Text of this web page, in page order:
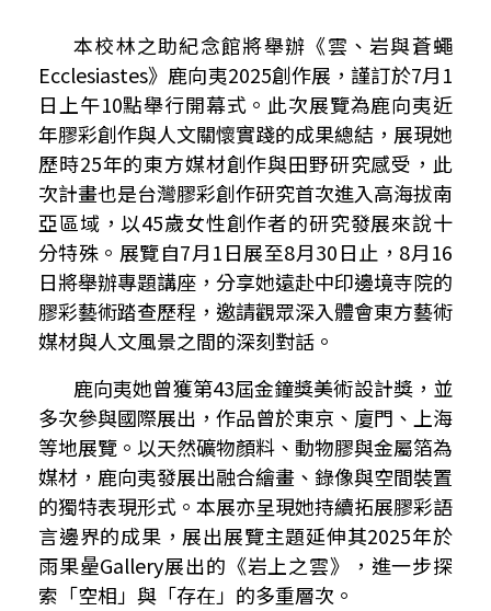
本校林之助紀念館將舉辦《雲、岩與蒼蠅
Ecclesiastes》鹿向夷2025創作展，謹訂於7月1
日上午10點舉行開幕式。此次展覽為鹿向夷近
年膠彩創作與人文關懷實踐的成果總結，展現她
歷時25年的東方媒材創作與田野研究感受，此
次計畫也是台灣膠彩創作研究首次進入高海拔南
亞區域，以45歲女性創作者的研究發展來說十
分特殊。展覽自7月1日展至8月30日止， 8月16
日將舉辦專題講座，分享她遠赴中印邊境寺院的
膠彩藝術踏查歷程，邀請觀眾深入體會東方藝術
媒材與人文風景之間的深刻對話。
鹿向夷她曾獲第43屆金鐘獎美術設計獎，並
多次參與國際展出，作品曾於東京、廈門、上海
等地展覽。以天然礦物顏料、動物膠與金屬箔為
媒材，鹿向夷發展出融合繪畫、錄像與空間裝置
的獨特表現形式。本展亦呈現她持續拓展膠彩語
言邊界的成果，展出展覽主題延伸其2025年於
雨果曐Gallery展出的《岩上之雲》，進一步探
索「空相」與「存在」的多重層次。